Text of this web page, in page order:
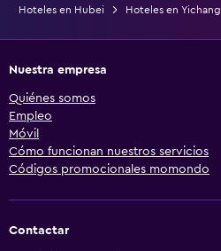
Hoteles en Hubei
Hoteles en Yichang
Nuestra empresa
Quiénes somos
Empleo
Móvil
Cómo funcionan nuestros servicios
Códigos promocionales momondo
Contactar